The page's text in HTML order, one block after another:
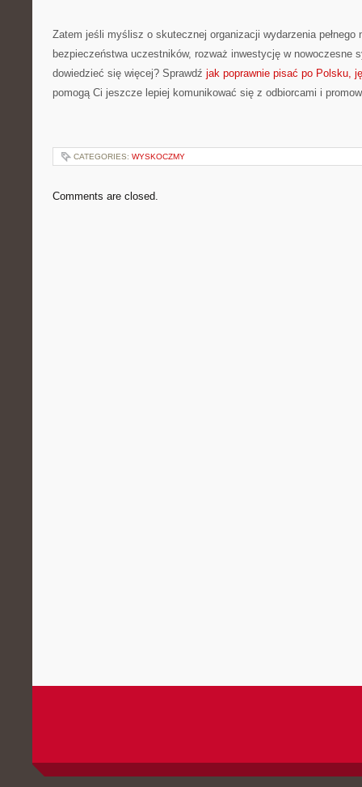
Zatem jeśli myślisz o skutecznej organizacji wydarzenia pełnego
bezpieczeństwa uczestników, rozważ inwestycję w nowoczesne
dowiedzieć się więcej? Sprawdź jak poprawnie pisać po Polsku,
pomogą Ci jeszcze lepiej komunikować się z odbiorcami i
CATEGORIES: WYSKOCZMY
Comments are closed.